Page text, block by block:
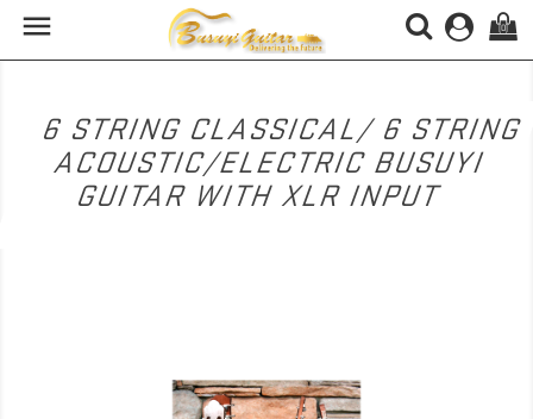
 (0)
6 STRING CLASSICAL/ 6 STRING
ACOUSTIC/ELECTRIC BUSUYI
GUITAR WITH XLR INPUT